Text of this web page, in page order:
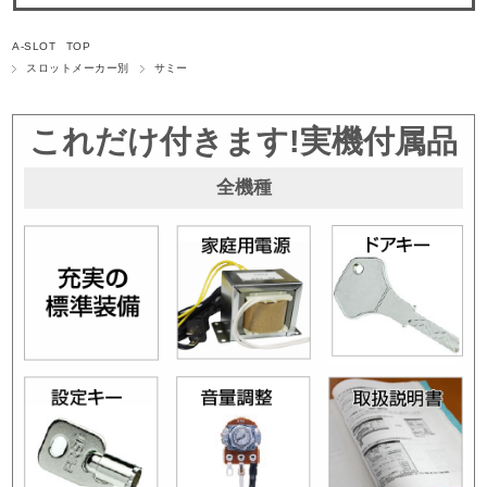
A-SLOT TOP
スロットメーカー別
サミー
これだけ付きます!実機付属品
全機種